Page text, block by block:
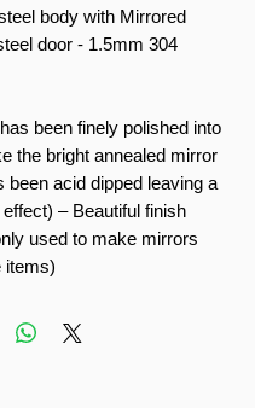
body with Mirrored
door - 1.5mm 304
been finely polished into
the bright annealed mirror
been acid dipped leaving a
– Beautiful finish
used to make mirrors
items)